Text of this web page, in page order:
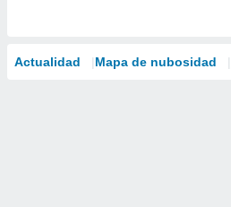
Actualidad Mapa de nubosidad